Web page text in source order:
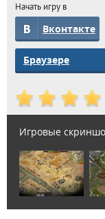
Начать игру в
Вконтакте
Браузере
Игровые